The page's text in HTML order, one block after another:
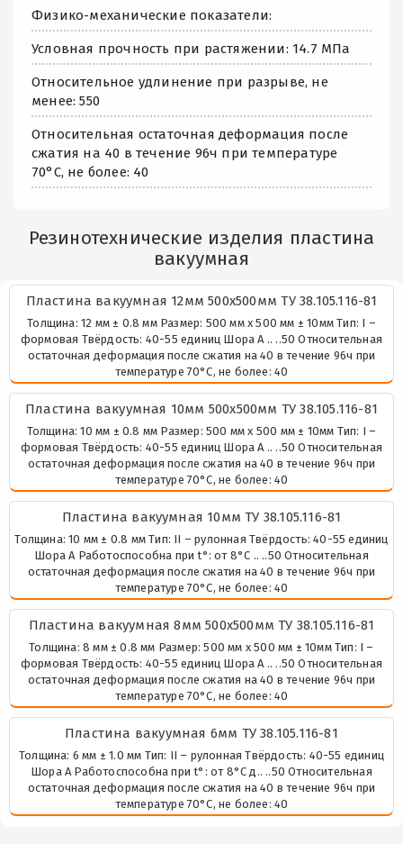
Физико-механические показатели:
Условная прочность при растяжении: 14.7 МПа
Относительное удлинение при разрыве, не
менее: 550
Относительная остаточная деформация после
сжатия на 40 в течение 96ч при температуре
70°С, не более: 40
Резинотехнические изделия пластина
вакуумная
Пластина вакуумная 12мм 500х500мм ТУ 38.105.116-81
Толщина: 12 мм ± 0.8 мм Размер: 500 мм х 500 мм ± 10мм Тип: I –
формовая Твёрдость: 40-55 единиц Шора А .. ..50 Относительная
остаточная деформация после сжатия на 40 в течение 96ч при
температуре 70°С, не более: 40
Пластина вакуумная 10мм 500х500мм ТУ 38.105.116-81
Толщина: 10 мм ± 0.8 мм Размер: 500 мм х 500 мм ± 10мм Тип: I –
формовая Твёрдость: 40-55 единиц Шора А .. ..50 Относительная
остаточная деформация после сжатия на 40 в течение 96ч при
температуре 70°С, не более: 40
Пластина вакуумная 10мм ТУ 38.105.116-81
Толщина: 10 мм ± 0.8 мм Тип: II – рулонная Твёрдость: 40-55 единиц
Шора А Работоспособна при t°: от 8°С .. ..50 Относительная
остаточная деформация после сжатия на 40 в течение 96ч при
температуре 70°С, не более: 40
Пластина вакуумная 8мм 500х500мм ТУ 38.105.116-81
Толщина: 8 мм ± 0.8 мм Размер: 500 мм х 500 мм ± 10мм Тип: I –
формовая Твёрдость: 40-55 единиц Шора А .. ..50 Относительная
остаточная деформация после сжатия на 40 в течение 96ч при
температуре 70°С, не более: 40
Пластина вакуумная 6мм ТУ 38.105.116-81
Толщина: 6 мм ± 1.0 мм Тип: II – рулонная Твёрдость: 40-55 единиц
Шора А Работоспособна при t°: от 8°С д.. ..50 Относительная
остаточная деформация после сжатия на 40 в течение 96ч при
температуре 70°С, не более: 40